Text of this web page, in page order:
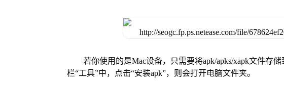
若你使用的是Mac设备，只需要将apk/apks/xapk文件存
栏“工具”中，点击“安装apk”，则会打开电脑文件夹。